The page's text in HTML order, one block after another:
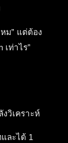
ม” แต่ต้อง
ท่าไร”
วิเคราะห์
และได้ 1